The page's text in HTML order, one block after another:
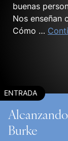
buenas
Nos enseñan
Cómo …
ENTRADA
Burke